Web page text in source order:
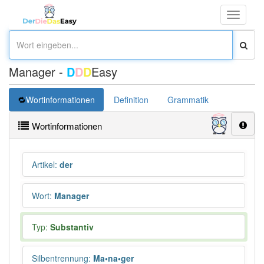
Toggle
Manager - DDDEasy
Wortinformationen Definition Grammatik
Wortinformationen
Artikel: der
Wort: Manager
Typ: Substantiv
Silbentrennung: Ma•na•ger